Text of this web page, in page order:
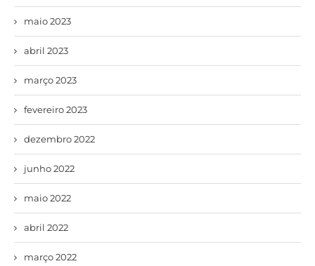
maio 2023
abril 2023
março 2023
fevereiro 2023
dezembro 2022
junho 2022
maio 2022
abril 2022
março 2022